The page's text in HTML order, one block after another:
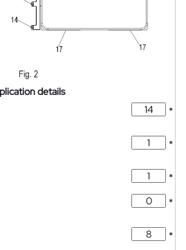
details
*
*
*
*
*